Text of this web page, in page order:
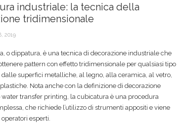
industriale: la tecnica della
tridimensionale
2019
o dippatura, è una tecnica di decorazione industriale che
pattern con effetto tridimensionale per qualsiasi tipo
superfici metalliche, al legno, alla ceramica, al vetro,
Nota anche con la definizione di decorazione
water transfer printing, la cubicatura è una procedura
che richiede l’utilizzo di strumenti appositi e viene
esperti.